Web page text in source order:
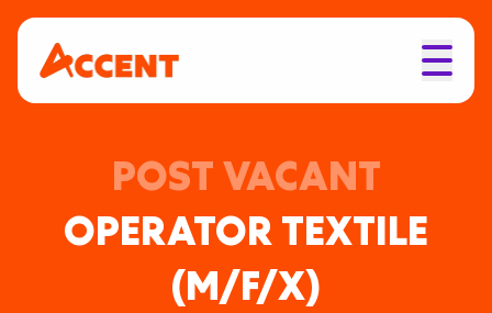
POST VACANT
OPERATOR TEXTILE
(M/F/X)